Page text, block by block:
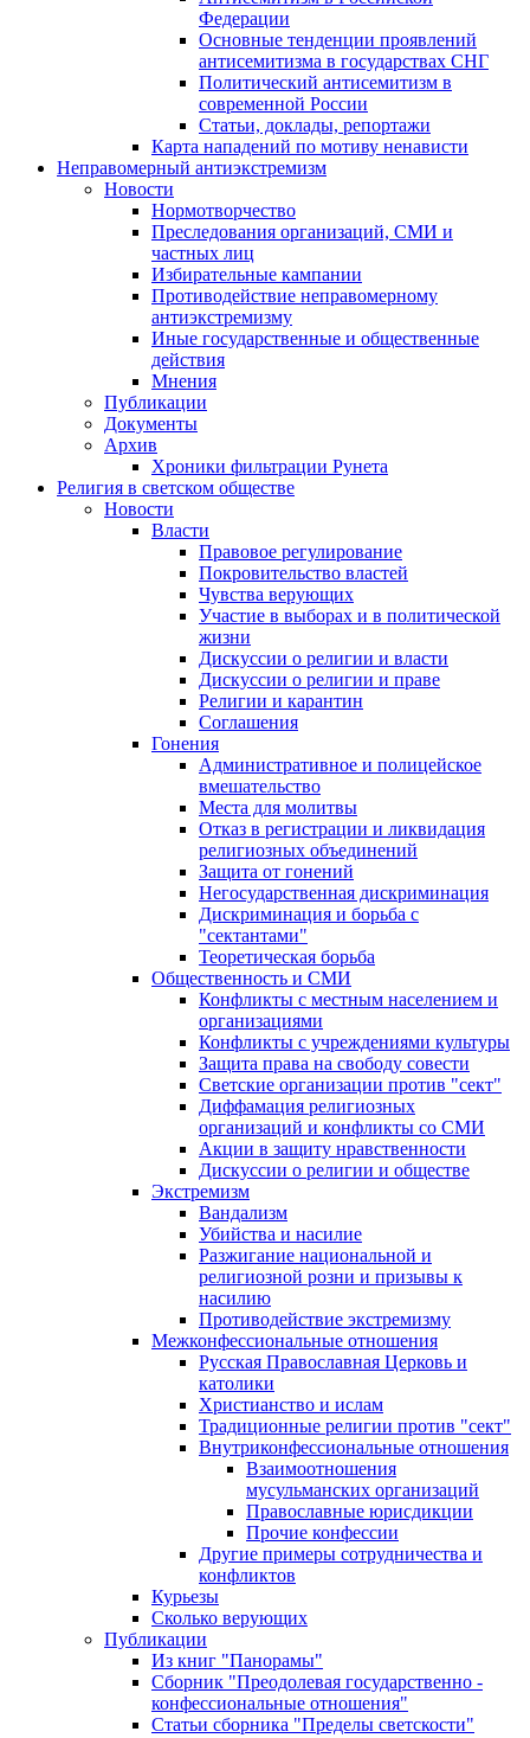
Федерации
Основные тенденции проявлений
антисемитизма в государствах СНГ
Политический антисемитизм в
современной России
Статьи, доклады, репортажи
Карта нападений по мотиву ненависти
Неправомерный антиэкстремизм
Новости
Нормотворчество
Преследования организаций, СМИ и
частных лиц
Избирательные кампании
Противодействие неправомерному
антиэкстремизму
Иные государственные и общественные
действия
Мнения
Публикации
Документы
Архив
Хроники фильтрации Рунета
Религия в светском обществе
Новости
Власти
Правовое регулирование
Покровительство властей
Чувства верующих
Участие в выборах и в политической
жизни
Дискуссии о религии и власти
Дискуссии о религии и праве
Религии и карантин
Соглашения
Гонения
Административное и полицейское
вмешательство
Места для молитвы
Отказ в регистрации и ликвидация
религиозных объединений
Защита от гонений
Негосударственная дискриминация
Дискриминация и борьба с
"сектантами"
Теоретическая борьба
Общественность и СМИ
Конфликты с местным населением и
организациями
Конфликты с учреждениями культуры
Защита права на свободу совести
Светские организации против "сект"
Диффамация религиозных
организаций и конфликты со СМИ
Акции в защиту нравственности
Дискуссии о религии и обществе
Экстремизм
Вандализм
Убийства и насилие
Разжигание национальной и
религиозной розни и призывы к
насилию
Противодействие экстремизму
Межконфессиональные отношения
Русская Православная Церковь и
католики
Христианство и ислам
Традиционные религии против "сект"
Внутриконфессиональные отношения
Взаимоотношения
мусульманских организаций
Православные юрисдикции
Прочие конфессии
Другие примеры сотрудничества и
конфликтов
Курьезы
Сколько верующих
Публикации
Из книг "Панорамы"
Сборник "Преодолевая государственно -
конфессиональные отношения"
Статьи сборника "Пределы светскости"